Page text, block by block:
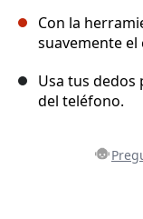
Con la
suavemente
Usa tus dedos
del teléfono.